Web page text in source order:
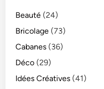
Beauté (24)
Bricolage (73)
Cabanes (36)
Déco (29)
Idées Créatives (41)